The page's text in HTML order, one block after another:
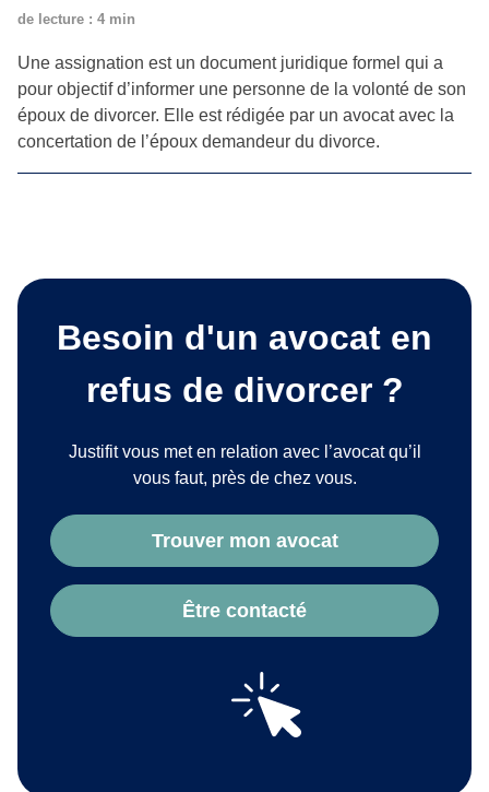
de lecture : 4 min
Une assignation est un document juridique formel qui a
pour objectif d’informer une personne de la volonté de son
époux de divorcer. Elle est rédigée par un avocat avec la
concertation de l’époux demandeur du divorce.
Besoin d'un avocat en
refus de divorcer ?
Justifit vous met en relation avec l’avocat qu’il
vous faut, près de chez vous.
Trouver mon avocat
Être contacté